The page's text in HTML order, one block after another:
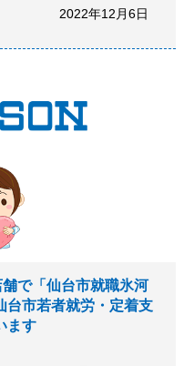
2022年12月6日
舗で「仙台市就職氷河
台市若者就労・定着支
ます